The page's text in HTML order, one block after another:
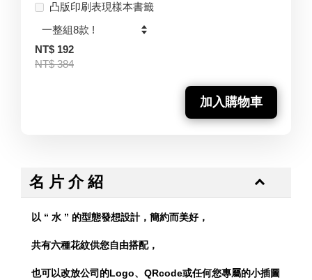
凸版印刷表現樣本書籤
NT$ 192
NT$ 384
加入購物車
名 片 介 紹
以 “ 水 ” 的型態發想設計，簡約而美好，
共有六種花紋供您自由搭配，
也可以改放公司的Logo、 QRcode或任何您專屬的小插圖